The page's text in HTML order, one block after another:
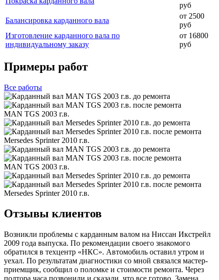
руб
Балансировка карданного вала
от 2500
руб
Изготовление карданного вала по
индивидуальному заказу
от 16800
руб
Примеры работ
Все работы
MAN TGS 2003 г.в.
Mersedes Sprinter 2010 г.в.
MAN TGS 2003 г.в.
Mersedes Sprinter 2010 г.в.
Отзывы клиентов
Возникли проблемы с карданным валом на Ниссан Икстрейл
2009 года выпуска. По рекомендации своего знакомого
обратился в техцентр «НКС». Автомобиль оставил утром и
уехал. По результатам диагностики со мной связался мастер-
приемщик, сообщил о поломке и стоимости ремонта. Через